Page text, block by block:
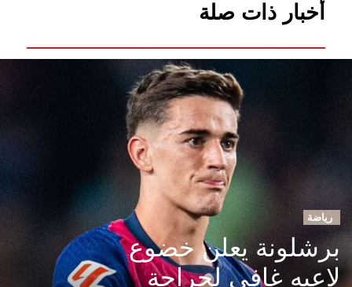
أخبار ذات صلة
رياضة
برشلونة يعلن خضوع
لاعبه غافي لجراحة